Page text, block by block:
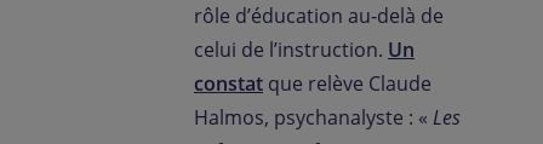
rôle d’éducation au-delà de
celui de l’instruction. Un
constat que relève Claude
Halmos, psychanalyste : « Les